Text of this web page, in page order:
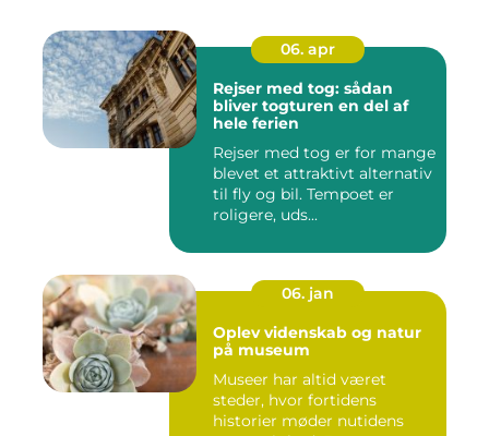
06. apr
Rejser med tog: sådan
bliver togturen en del af
hele ferien
Rejser med tog er for mange
blevet et attraktivt alternativ
til fly og bil. Tempoet er
roligere, uds...
06. jan
Oplev videnskab og natur
på museum
Museer har altid været
steder, hvor fortidens
historier møder nutidens